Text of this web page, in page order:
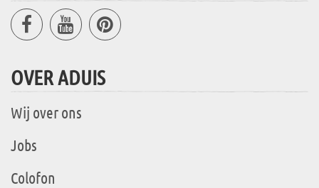
OVER ADUIS
Wij over ons
Jobs
Colofon